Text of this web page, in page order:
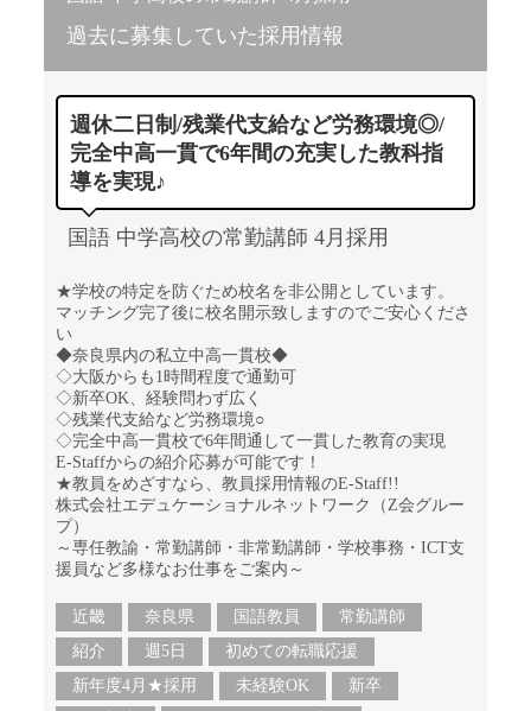
過去に募集していた採用情報
週休二日制/残業代支給など労務環境◎/
完全中高一貫で6年間の充実した教科指
導を実現♪
国語 中学高校の常勤講師 4月採用
★学校の特定を防ぐため校名を非公開としています。
マッチング完了後に校名開示致しますのでご安心くださ
い
◆奈良県内の私立中高一貫校◆
◇大阪からも1時間程度で通勤可
◇新卒OK、経験問わず広く
◇残業代支給など労務環境○
◇完全中高一貫校で6年間通して一貫した教育の実現
E-Staffからの紹介応募が可能です！
★教員をめざすなら、教員採用情報のE-Staff!!
株式会社エデュケーショナルネットワーク（Z会グルー
プ）
～専任教諭・常勤講師・非常勤講師・学校事務・ICT支
援員など多様なお仕事をご案内～
近畿 奈良県 国語教員
常勤講師
紹介
週5日
初めての転職応援
新年度4月★採用
未経験OK
新卒